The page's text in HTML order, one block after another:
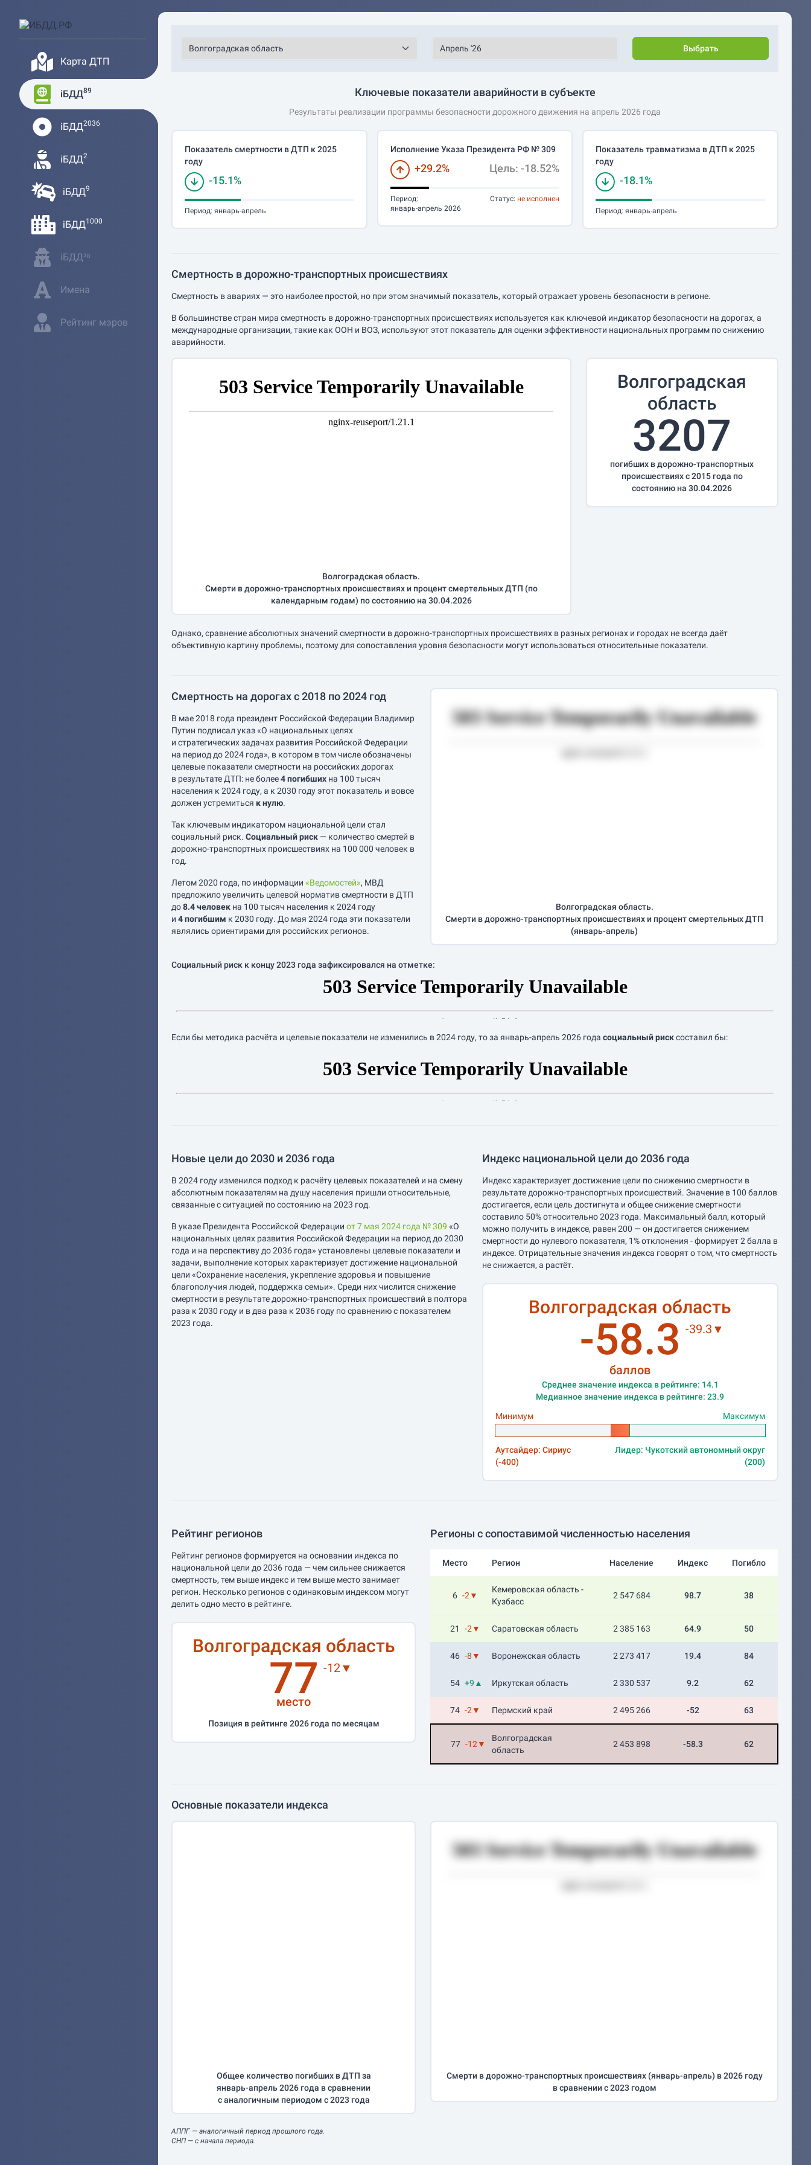
Карта ДТП
iБДД89
iБДД2036
iБДД2
iБДД9
iБДД1000
iБДД³⁸
Имена
Рейтинг мэров
Выбрать
Ключевые показатели аварийности в субъекте
Результаты реализации программы безопасности дорожного движения на апрель 2026 года
Показатель смертности в ДТП к 2025
году
-15.1%
Период: январь-апрель
Исполнение Указа Президента РФ № 309
+29.2% Цель: -18.52%
Период:
январь-апрель 2026
Статус: не исполнен
Показатель травматизма в ДТП к 2025
году
-18.1%
Период: январь-апрель
Смертность в дорожно-транспортных происшествиях
Смертность в авариях — это наиболее простой, но при этом значимый показатель, который отражает уровень безопасности в регионе.
В большинстве стран мира смертность в дорожно-транспортных происшествиях используется как ключевой индикатор безопасности на дорогах, а
международные организации, такие как ООН и ВОЗ, используют этот показатель для оценки эффективности национальных программ по снижению
аварийности.
Волгоградская область.
Смерти в дорожно-транспортных происшествиях и процент смертельных ДТП (по
календарным годам) по состоянию на 30.04.2026
Волгоградская
область
3207
погибших в дорожно-транспортных
происшествиях с 2015 года по
состоянию на 30.04.2026
Однако, сравнение абсолютных значений смертности в дорожно-транспортных происшествиях в разных регионах и городах не всегда даёт
объективную картину проблемы, поэтому для сопоставления уровня безопасности могут использоваться относительные показатели.
Смертность на дорогах с 2018 по 2024 год
В мае 2018 года президент Российской Федерации Владимир
Путин подписал указ «О национальных целях
и стратегических задачах развития Российской Федерации
на период до 2024 года», в котором в том числе обозначены
целевые показатели смертности на российских дорогах
в результате ДТП: не более4 погибших на 100 тысяч
населения к 2024 году, а к 2030 году этот показатель и вовсе
должен устремиться к нулю.
Так ключевым индикатором национальной цели стал
социальный риск. Социальный риск — количество смертей в
дорожно-транспортных происшествиях на 100 000 человек в
год.
Летом 2020 года, по информации «Ведомостей», МВД
предложило увеличить целевой норматив смертности в ДТП
до8.4 человек на 100 тысяч населения к 2024 году
и 4 погибшим к 2030 году. До мая 2024 года эти показатели
являлись ориентирами для российских регионов.
Волгоградская область.
Смерти в дорожно-транспортных происшествиях и процент смертельных ДТП
(январь-апрель)
Социальный риск к концу 2023 года зафиксировался на отметке:
Если бы методика расчёта и целевые показатели не изменились в 2024 году, то за январь-апрель 2026 года социальный рисксоставил бы:
Новые цели до 2030 и 2036 года
В 2024 году изменился подход к расчёту целевых показателей и на смену
абсолютным показателям на душу населения пришли относительные,
связанные с ситуацией по состоянию на 2023 год.
В указе Президента Российской Федерации от 7 мая 2024 года № 309 «О
национальных целях развития Российской Федерации на период до 2030
года и на перспективу до 2036 года» установлены целевые показатели и
задачи, выполнение которых характеризует достижение национальной
цели «Сохранение населения, укрепление здоровья и повышение
благополучия людей, поддержка семьи». Среди них числится снижение
смертности в результате дорожно-транспортных происшествий в полтора
раза к 2030 году и в два раза к 2036 году по сравнению с показателем
2023 года.
Индекс национальной цели до 2036 года
Индекс характеризует достижение цели по снижению смертности в
результате дорожно-транспортных происшествий. Значение в 100 баллов
достигается, если цель достигнута и общее снижение смертности
составило 50% относительно 2023 года. Максимальный балл, который
можно получить в индексе, равен 200 — он достигается снижением
смертности до нулевого показателя, 1% отклонения - формирует 2 балла в
индексе. Отрицательные значения индекса говорят о том, что смертность
не снижается, а растёт.
Волгоградская область
-58.3
баллов
-39.3▼
Среднее значение индекса в рейтинге: 14.1
Медианное значение индекса в рейтинге: 23.9
Минимум
Максимум
Аутсайдер: Сириус
(-400)
Лидер: Чукотский автономный округ
(200)
Рейтинг регионов
Рейтинг регионов формируется на основании индекса по
национальной цели до 2036 года — чем сильнее снижается
смертность, тем выше индекс и тем выше место занимает
регион. Несколько регионов с одинаковым индексом могут
делить одно место в рейтинге.
Волгоградская область
77
место
-12▼
Позиция в рейтинге 2026 года по месяцам
Регионы с сопоставимой численностью населения
Место Регион Население Индекс Погибло
6 -2▼
Кемеровская область -
Кузбасс
2 547 684 98.7 38
21 -2▼ Саратовская область 2 385 163 64.9 50
46 -8▼ Воронежская область 2 273 417 19.4 84
54 +9▲ Иркутская область 2 330 537 9.2 62
74 -2▼ Пермский край 2 495 266 -52 63
77 -12▼
Волгоградская
область
2 453 898 -58.3 62
Основные показатели индекса
Общее количество погибших в ДТП за
январь-апрель2026 года в сравнении
с аналогичным периодом с 2023 года
АППГ — аналогичный период прошлого года.
СНП — с начала периода.
Смерти в дорожно-транспортных происшествиях (январь-апрель) в 2026 году
в сравнении с 2023 годом